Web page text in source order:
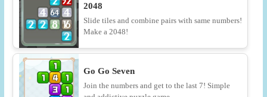
2048
Slide tiles and combine pairs with same numbers!
Make a 2048!
Go Go Seven
Join the numbers and get to the last 7! Simple